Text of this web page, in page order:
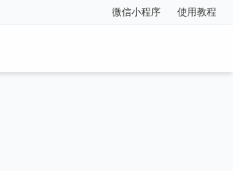
微信小程序 使用教程